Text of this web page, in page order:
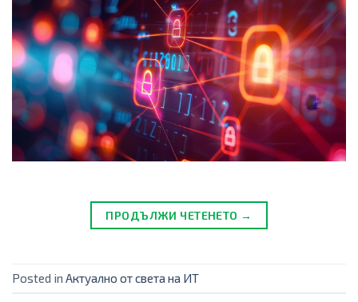
ПРОДЪЛЖИ ЧЕТЕНЕТО →
Posted in Актуално от света на ИТ